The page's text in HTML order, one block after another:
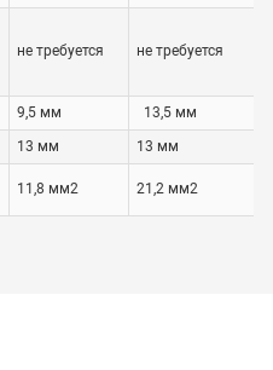
не требуется не требуется
9,5 мм
13,5 мм
13 мм
13 мм
11,8 мм2 21,2 мм2